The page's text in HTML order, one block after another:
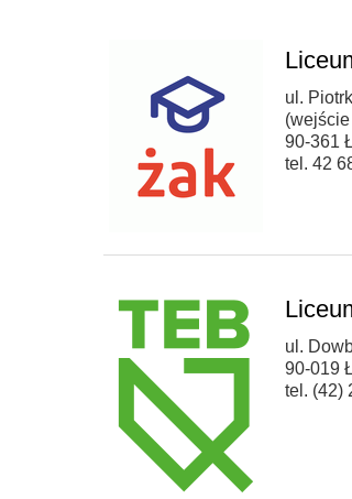
ul.
90-361
tel. 42
ul.
90-019
tel. (42)